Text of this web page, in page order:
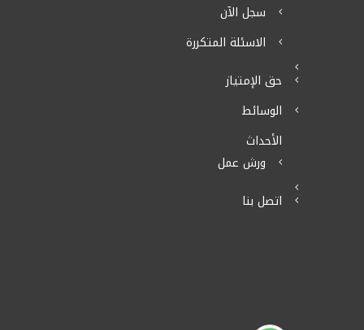
سجل الآن
الاسئلة المتكررة
حق الإمتياز
الوسائط
الأحداث
ورش عمل
اتصل بنا